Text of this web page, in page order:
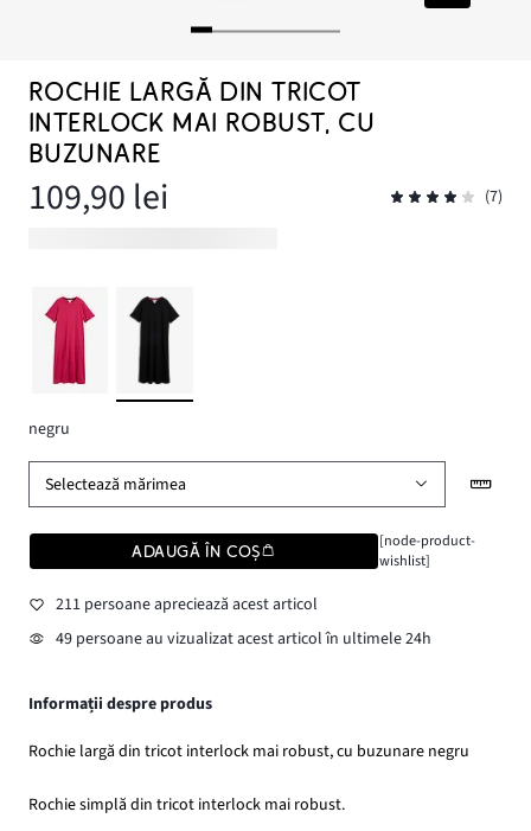
ROCHIE LARGĂ DIN TRICOT
INTERLOCK MAI ROBUST, CU
BUZUNARE
109,90 lei (7)
negru
Selectează mărimea
ADAUGĂ ÎN COȘ
[node-product-
wishlist]
211 persoane apreciează acest articol
49 persoane au vizualizat acest articol în ultimele 24h
Informații despre produs
Rochie largă din tricot interlock mai robust, cu buzunare negru
Rochie simplă din tricot interlock mai robust.